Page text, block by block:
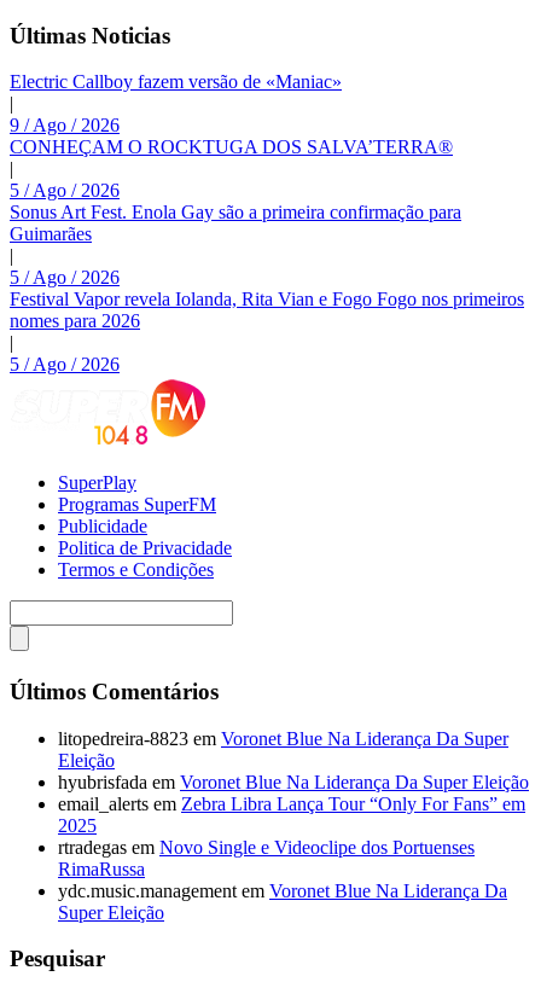
Últimas Noticias
Electric Callboy fazem versão de «Maniac»
|
9 / Ago / 2026
CONHEÇAM O ROCKTUGA DOS SALVA’TERRA®
|
5 / Ago / 2026
Sonus Art Fest. Enola Gay são a primeira confirmação para
Guimarães
|
5 / Ago / 2026
Festival Vapor revela Iolanda, Rita Vian e Fogo Fogo nos primeiros
nomes para 2026
|
5 / Ago / 2026
SuperPlay
Programas SuperFM
Publicidade
Politica de Privacidade
Termos e Condições
Últimos Comentários
litopedreira-8823 em Voronet Blue Na Liderança Da Super
Eleição
hyubrisfada em Voronet Blue Na Liderança Da Super Eleição
email_alerts em Zebra Libra Lança Tour “Only For Fans” em
2025
rtradegas em Novo Single e Videoclipe dos Portuenses
RimaRussa
ydc.music.management em Voronet Blue Na Liderança Da
Super Eleição
Pesquisar